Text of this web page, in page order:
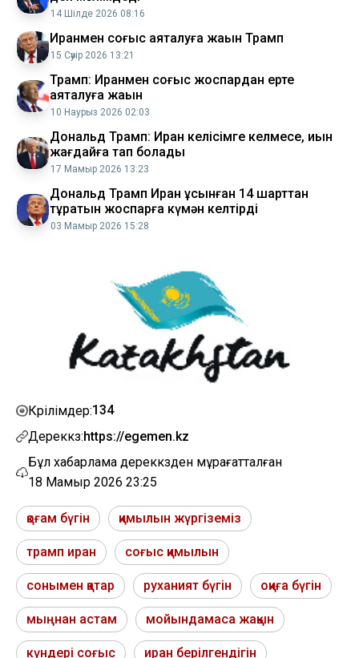
14 Шілде 2026 08:16
Иранмен соғыс аяқталуға жақын Трамп
15 Сәуір 2026 13:21
Трамп: Иранмен соғыс жоспардан ерте
аяқталуға жақын
10 Наурыз 2026 02:03
Дональд Трамп: Иран келісімге келмесе, қиын
жағдайға тап болады
17 Мамыр 2026 13:23
Дональд Трамп Иран ұсынған 14 шарттан
тұратын жоспарға күмән келтірді
03 Мамыр 2026 15:28
Көрілімдер:134
Дереккөз:https://egemen.kz
Бұл хабарлама дереккөзден мұрағатталған
18 Мамыр 2026 23:25
қоғам бүгін қимылын жүргіземіз
трамп иран соғыс қимылын
сонымен қатар руханият бүгін оқиға бүгін
мыңнан астам мойындамаса жақын
күндері соғыс иран берілгендігін